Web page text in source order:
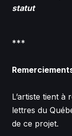
statut
***
L’artiste tient à
lettres du
de ce projet.